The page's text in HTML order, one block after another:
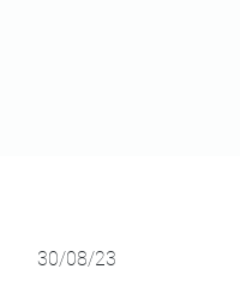
30/08/23